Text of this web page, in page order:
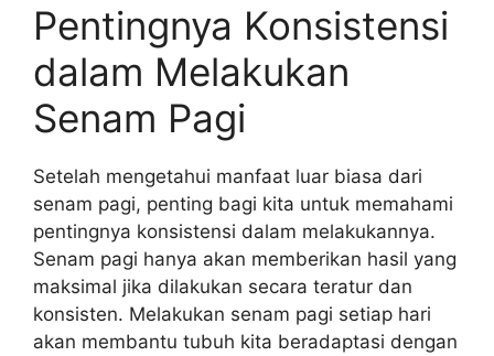
Pentingnya Konsistensi
dalam Melakukan
Senam Pagi
Setelah mengetahui manfaat luar biasa dari
senam pagi, penting bagi kita untuk memahami
pentingnya konsistensi dalam melakukannya.
Senam pagi hanya akan memberikan hasil yang
maksimal jika dilakukan secara teratur dan
konsisten. Melakukan senam pagi setiap hari
akan membantu tubuh kita beradaptasi dengan